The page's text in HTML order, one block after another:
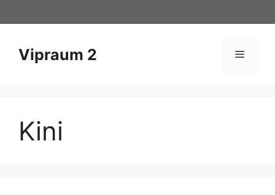
Inhalt
Vipraum 2 Menü
Kini